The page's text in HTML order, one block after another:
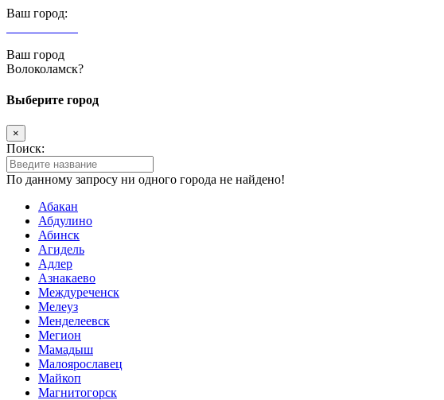
Ваш город:
Ваш город
Волоколамск?
Выберите город
×
Поиск:
По данному запросу ни одного города не найдено!
Абакан
Абдулино
Абинск
Агидель
Адлер
Азнакаево
Междуреченск
Мелеуз
Менделеевск
Мегион
Мамадыш
Малоярославец
Майкоп
Магнитогорск